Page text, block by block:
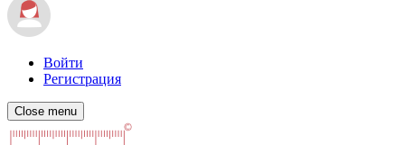
Войти
Регистрация
Close menu